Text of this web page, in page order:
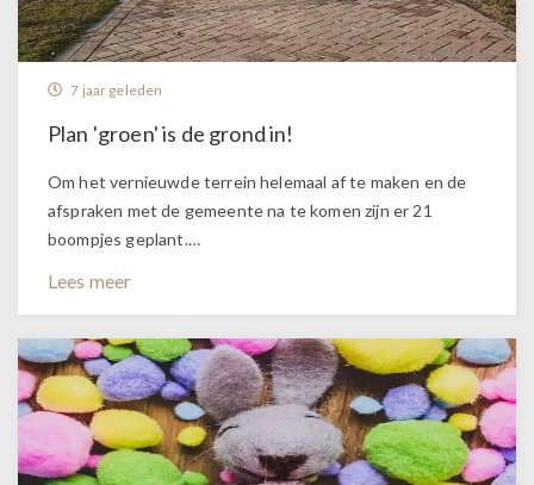
7 jaar geleden
Plan 'groen' is de grond in!
Om het vernieuwde terrein helemaal af te maken en de
afspraken met de gemeente na te komen zijn er 21
boompjes geplant.…
Lees meer